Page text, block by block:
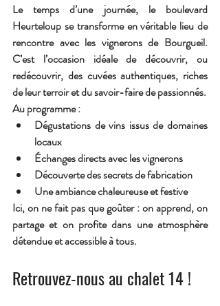
Le temps d’une journée, le boulevard
Heurteloup se transforme en véritable lieu de
rencontre avec les vignerons de Bourgueil.
C’est l’occasion idéale de découvrir, ou
redécouvrir, des cuvées authentiques, riches
de leur terroir et du savoir-faire de passionnés.
Au programme :
Dégustations de vins issus de domaines
locaux
Échanges directs avec les vignerons
Découverte des secrets de fabrication
Une ambiance chaleureuse et festive
Ici, on ne fait pas que goûter : on apprend, on
partage et on profite dans une atmosphère
détendue et accessible à tous.
Retrouvez-nous au chalet 14 !